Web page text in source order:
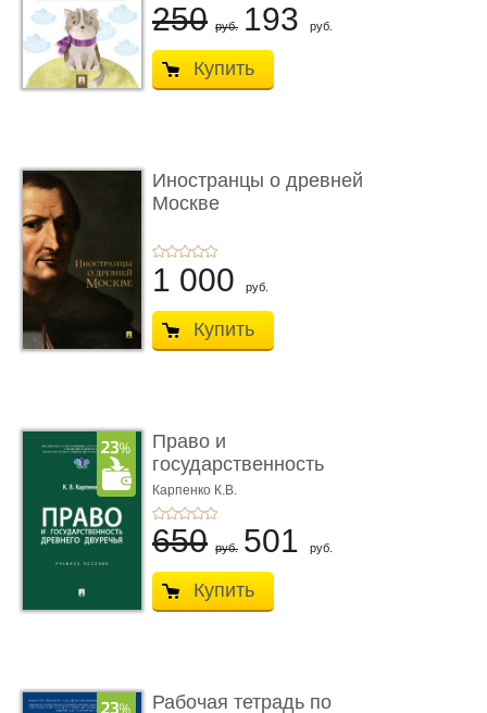
250 руб. 193 руб.
Купить
Иностранцы о древней
Москве
1 000 руб.
Купить
Право и
государственность
Древнего Двуречья. �
...
Карпенко К.В.
650 руб. 501 руб.
Купить
Рабочая тетрадь по